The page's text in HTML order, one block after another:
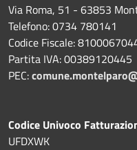
Via Roma, 51 - 63853
Telefono: 0734 780141
Codice Fiscale:
Partita IVA: 00389120445
PEC:
Codice Univoco
UFDXWK